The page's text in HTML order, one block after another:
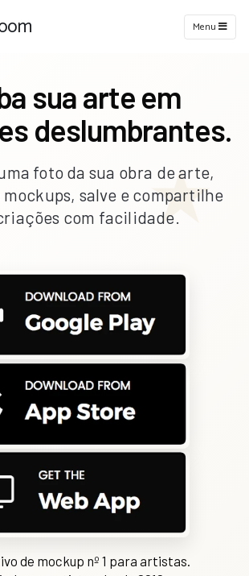
Menu
sua arte em
deslumbrantes.
foto da sua obra de arte,
salve e compartilhe
com facilidade.
de mockup nº 1 para artistas.